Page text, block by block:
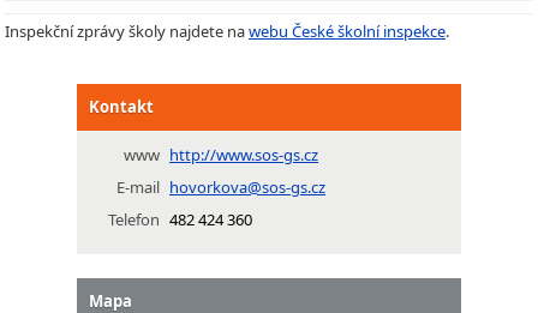
Inspekční zprávy školy najdete nawebu České školní inspekce.
Kontakt
www http://www.sos-gs.cz
E-mail hovorkova@sos-gs.cz
Telefon 482 424 360
Mapa